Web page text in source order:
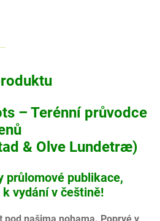
– Terénní průvodce
& Olve Lundetræ)
průlomové publikace,
vydání v češtině!